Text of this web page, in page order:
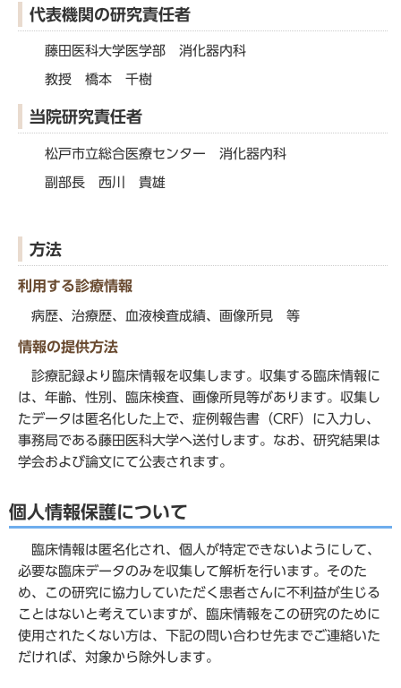
代表機関の研究責任者
藤田医科大学医学部 消化器内科
教授 橋本 千樹
当院研究責任者
松戸市立総合医療センター 消化器内科
副部長 西川 貴雄
方法
利用する診療情報
病歴、治療歴、血液検査成績、画像所見 等
情報の提供方法
診療記録より臨床情報を収集します。収集する臨床情報に
は、年齢、性別、臨床検査、画像所見等があります。収集し
たデータは匿名化した上で、症例報告書（CRF）に入力し、
事務局である藤田医科大学へ送付します。なお、研究結果は
学会および論文にて公表されます。
個人情報保護について
臨床情報は匿名化され、個人が特定できないようにして、
必要な臨床データのみを収集して解析を行います。そのた
め、この研究に協力していただく患者さんに不利益が生じる
ことはないと考えていますが、臨床情報をこの研究のために
使用されたくない方は、下記の問い合わせ先までご連絡いた
だければ、対象から除外します。